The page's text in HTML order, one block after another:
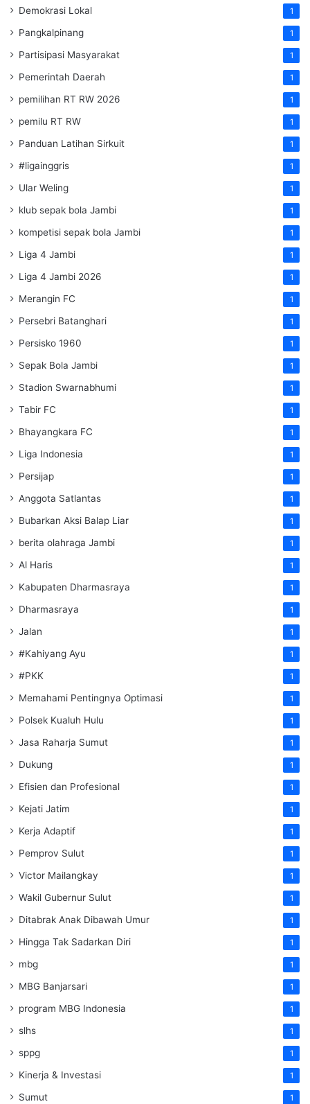
Demokrasi Lokal 1
Pangkalpinang 1
Partisipasi Masyarakat 1
Pemerintah Daerah 1
pemilihan RT RW 2026 1
pemilu RT RW 1
Panduan Latihan Sirkuit 1
#ligainggris 1
Ular Weling 1
klub sepak bola Jambi 1
kompetisi sepak bola Jambi 1
Liga 4 Jambi 1
Liga 4 Jambi 2026 1
Merangin FC 1
Persebri Batanghari 1
Persisko 1960 1
Sepak Bola Jambi 1
Stadion Swarnabhumi 1
Tabir FC 1
Bhayangkara FC 1
Liga Indonesia 1
Persijap 1
Anggota Satlantas 1
Bubarkan Aksi Balap Liar 1
berita olahraga Jambi 1
Al Haris 1
Kabupaten Dharmasraya 1
Dharmasraya 1
Jalan 1
#Kahiyang Ayu 1
#PKK 1
Memahami Pentingnya Optimasi 1
Polsek Kualuh Hulu 1
Jasa Raharja Sumut 1
Dukung 1
Efisien dan Profesional 1
Kejati Jatim 1
Kerja Adaptif 1
Pemprov Sulut 1
Victor Mailangkay 1
Wakil Gubernur Sulut 1
Ditabrak Anak Dibawah Umur 1
Hingga Tak Sadarkan Diri 1
mbg 1
MBG Banjarsari 1
program MBG Indonesia 1
slhs 1
sppg 1
Kinerja & Investasi 1
Sumut 1